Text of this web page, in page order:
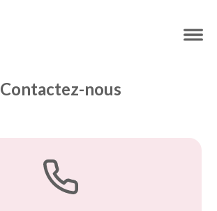
Contactez-nous